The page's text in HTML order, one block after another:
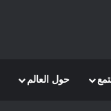
حول العالم